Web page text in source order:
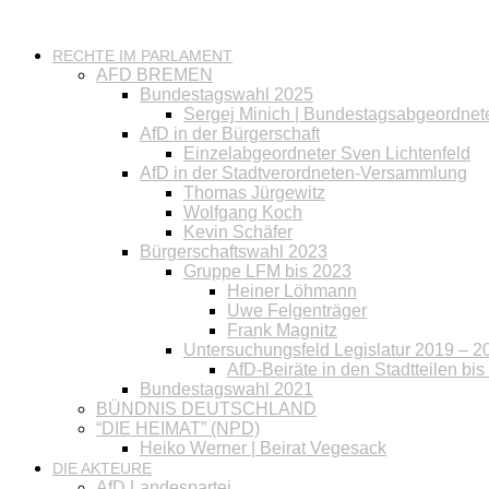
RECHTE IM PARLAMENT
AFD BREMEN
Bundestagswahl 2025
Sergej Minich |
AfD in der Bürgerschaft
Einzelabgeordneter Sven Lichtenfeld
AfD in der Stadtverordneten-Versammlung
Thomas Jürgewitz
Wolfgang Koch
Kevin Schäfer
Bürgerschaftswahl 2023
Gruppe LFM bis 2023
Heiner Löhmann
Uwe Felgenträger
Frank Magnitz
Untersuchungsfeld Legislatur 2019 –
AfD-Beiräte in den Stadtteilen bis
Bundestagswahl 2021
BÜNDNIS DEUTSCHLAND
“DIE HEIMAT” (NPD)
Heiko Werner | Beirat Vegesack
DIE AKTEURE